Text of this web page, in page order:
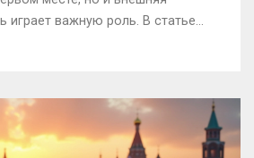
играет важную роль. В статье
даны советы по сочетанию
интерьера для создания
Узнайте о важности